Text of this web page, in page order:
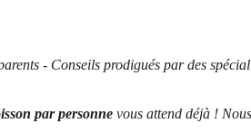
- Conseils prodigués par des
par personne vous attend déjà !